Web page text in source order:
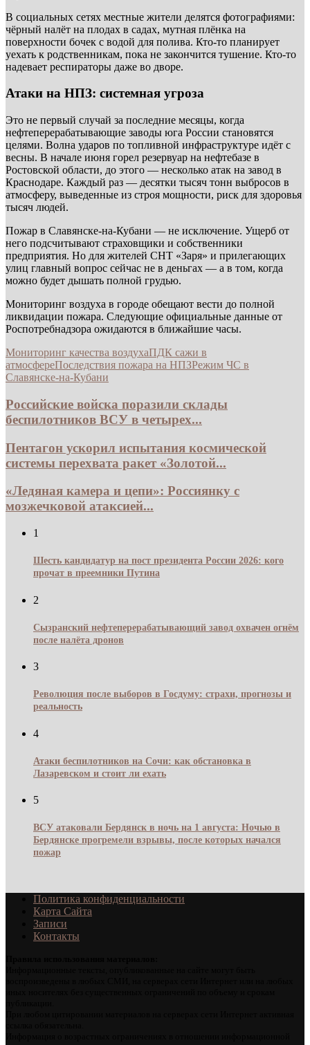
В социальных сетях местные жители делятся фотографиями:
чёрный налёт на плодах в садах, мутная плёнка на
поверхности бочек с водой для полива. Кто-то планирует
уехать к родственникам, пока не закончится тушение. Кто-то
надевает респираторы даже во дворе.
Атаки на НПЗ: системная угроза
Это не первый случай за последние месяцы, когда
нефтеперерабатывающие заводы юга России становятся
целями. Волна ударов по топливной инфраструктуре идёт с
весны. В начале июня горел резервуар на нефтебазе в
Ростовской области, до этого — несколько атак на завод в
Краснодаре. Каждый раз — десятки тысяч тонн выбросов в
атмосферу, выведенные из строя мощности, риск для здоровья
тысяч людей.
Пожар в Славянске-на-Кубани — не исключение. Ущерб от
него подсчитывают страховщики и собственники
предприятия. Но для жителей СНТ «Заря» и прилегающих
улиц главный вопрос сейчас не в деньгах — а в том, когда
можно будет дышать полной грудью.
Мониторинг воздуха в городе обещают вести до полной
ликвидации пожара. Следующие официальные данные от
Роспотребнадзора ожидаются в ближайшие часы.
Мониторинг качества воздухаПДК сажи в
атмосфереПоследствия пожара на НПЗРежим ЧС в
Славянске-на-Кубани
Российские войска поразили склады
беспилотников ВСУ в четырех...
Пентагон ускорил испытания космической
системы перехвата ракет «Золотой...
«Ледяная камера и цепи»: Россиянку с
мозжечковой атаксией...
1
Шесть кандидатур на пост президента России 2026: кого
прочат в преемники Путина
2
Сызранский нефтеперерабатывающий завод охвачен огнём
после налёта дронов
3
Революция после выборов в Госдуму: страхи, прогнозы и
реальность
4
Атаки беспилотников на Сочи: как обстановка в
Лазаревском и стоит ли ехать
5
ВСУ атаковали Бердянск в ночь на 1 августа: Ночью в
Бердянске прогремели взрывы, после которых начался
пожар
Политика конфиденциальности
Карта Сайта
Записи
Контакты